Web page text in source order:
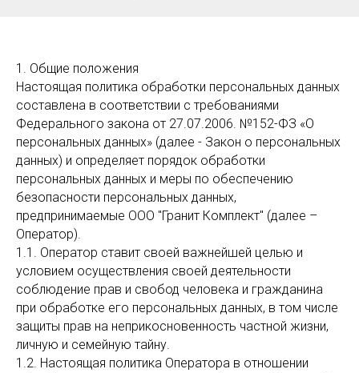
1. Общие положения
Настоящая политика обработки персональных данных
составлена в соответствии с требованиями
Федерального закона от 27.07.2006. №152-ФЗ «О
персональных данных» (далее - Закон о персональных
данных) и определяет порядок обработки
персональных данных и меры по обеспечению
безопасности персональных данных,
предпринимаемые ООО "Гранит Комплект" (далее –
Оператор).
1.1. Оператор ставит своей важнейшей целью и
условием осуществления своей деятельности
соблюдение прав и свобод человека и гражданина
при обработке его персональных данных, в том числе
защиты прав на неприкосновенность частной жизни,
личную и семейную тайну.
1.2. Настоящая политика Оператора в отношении